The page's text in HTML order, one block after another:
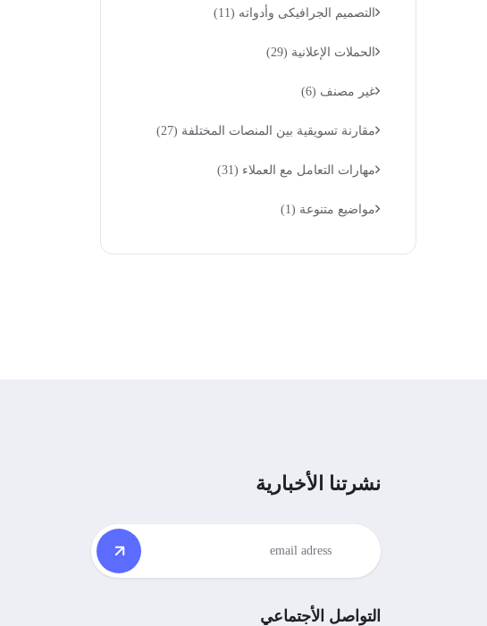
التصميم الجرافيكى وأدواته (11)
الحملات الإعلانية (29)
غير مصنف (6)
مقارنة تسويقية بين المنصات المختلفة (27)
مهارات التعامل مع العملاء (31)
مواضيع متنوعة (1)
نشرتنا الأخبارية
التواصل الأجتماعي